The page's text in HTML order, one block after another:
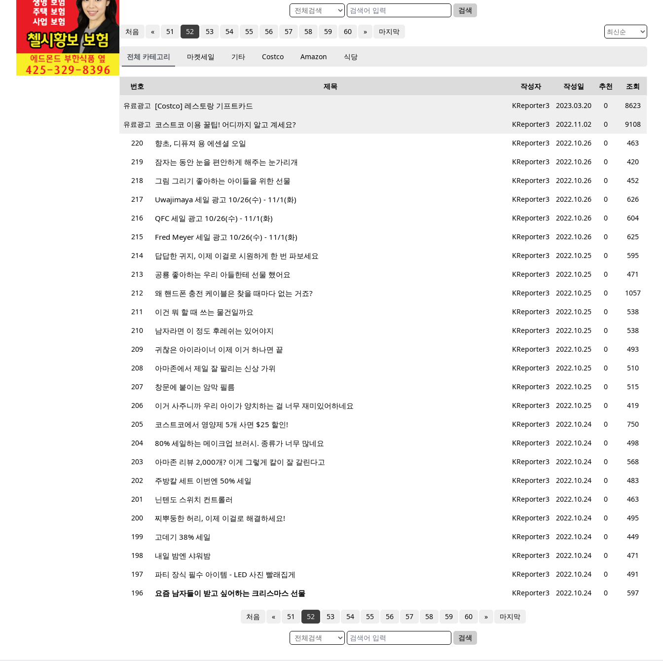
검색
처음 « 51 52 53 54 55 56 57 58 59 60 » 마지막
전체 카테고리 마켓세일 기타 Costco Amazon 식당
번호 제목 작성자 작성일 추천 조회
유료광고 [Costco] 레스토랑 기프트카드 KReporter3 2023.03.20 0
8623
유료광고 코스트코 이용 꿀팁! 어디까지 알고 계세요? KReporter3 2022.11.02 0
9108
220
향초, 디퓨져 용 에센셜 오일 KReporter3 2022.10.26 0
463
219
잠자는 동안 눈을 편안하게 해주는 눈가리개 KReporter3 2022.10.26 0
420
218
그림 그리기 좋아하는 아이들을 위한 선물 KReporter3 2022.10.26 0
452
217
Uwajimaya 세일 광고 10/26(수) - 11/1(화) KReporter3 2022.10.26 0
626
216
QFC 세일 광고 10/26(수) - 11/1(화) KReporter3 2022.10.26 0
604
215
Fred Meyer 세일 광고 10/26(수) - 11/1(화) KReporter3 2022.10.26 0
625
214
답답한 귀지, 이제 이걸로 시원하게 한 번 파보세요 KReporter3 2022.10.25 0
595
213
공룡 좋아하는 우리 아들한테 선물 했어요 KReporter3 2022.10.25 0
471
212
왜 핸드폰 충전 케이블은 찾을 때마다 없는 거죠? KReporter3 2022.10.25 0
1057
211
이건 뭐 할 때 쓰는 물건일까요 KReporter3 2022.10.25 0
538
210
남자라면 이 정도 후레쉬는 있어야지 KReporter3 2022.10.25 0
538
209
귀찮은 아이라이너 이제 이거 하나면 끝 KReporter3 2022.10.25 0
493
208
아마존에서 제일 잘 팔리는 신상 가위 KReporter3 2022.10.25 0
510
207
창문에 붙이는 암막 필름 KReporter3 2022.10.25 0
515
206
이거 사주니까 우리 아이가 양치하는 걸 너무 재미있어하네요 KReporter3 2022.10.25 0
419
205
코스트코에서 영양제 5개 사면 $25 할인! KReporter3 2022.10.24 0
750
204
80% 세일하는 메이크업 브러시. 종류가 너무 많네요 KReporter3 2022.10.24 0
498
203
아마존 리뷰 2,000개? 이게 그렇게 칼이 잘 갈린다고 KReporter3 2022.10.24 0
568
202
주방칼 세트 이번엔 50% 세일 KReporter3 2022.10.24 0
483
201
닌텐도 스위치 컨트롤러 KReporter3 2022.10.24 0
463
200
찌뿌둥한 허리, 이제 이걸로 해결하세요! KReporter3 2022.10.24 0
495
199
고데기 38% 세일 KReporter3 2022.10.24 0
449
198
내일 밤엔 샤워밤 KReporter3 2022.10.24 0
471
197
파티 장식 필수 아이템 - LED 사진 빨래집게 KReporter3 2022.10.24 0
491
196
요즘 남자들이 받고 싶어하는 크리스마스 선물 KReporter3 2022.10.24 0 597
처음 « 51 52 53 54 55 56 57 58 59 60 » 마지막
검색